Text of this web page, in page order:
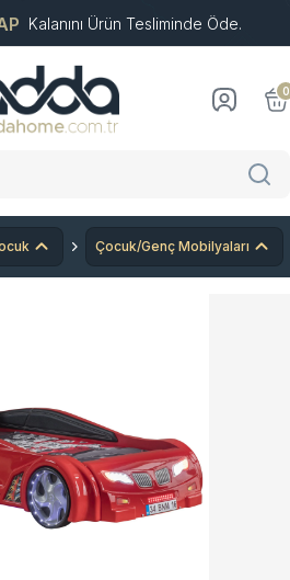
Kalanını Ürün Tesliminde Öde.
0
Çocuk/Genç Mobilyaları